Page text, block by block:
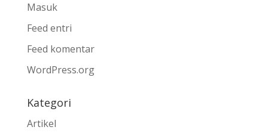
Masuk
Feed entri
Feed komentar
WordPress.org
Kategori
Artikel